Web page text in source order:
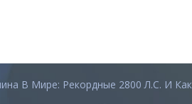
В Мире: Рекордные 2800 Л.с. И